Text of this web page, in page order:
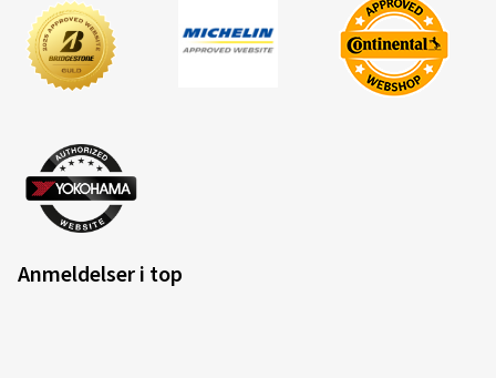
Anmeldelser i top